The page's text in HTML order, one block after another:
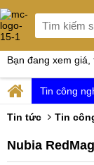
Bạn đang xem giá,
Tin công
Tin tức Tin
Nubia